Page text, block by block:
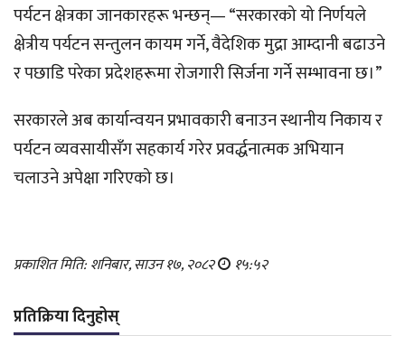
पर्यटन क्षेत्रका जानकारहरू भन्छन्— “सरकारको यो निर्णयले
क्षेत्रीय पर्यटन सन्तुलन कायम गर्ने, वैदेशिक मुद्रा आम्दानी बढाउने
र पछाडि परेका प्रदेशहरूमा रोजगारी सिर्जना गर्ने सम्भावना छ।”
सरकारले अब कार्यान्वयन प्रभावकारी बनाउन स्थानीय निकाय र
पर्यटन व्यवसायीसँग सहकार्य गरेर प्रवर्द्धनात्मक अभियान
चलाउने अपेक्षा गरिएको छ।
प्रकाशित मिति: शनिबार, साउन १७, २०८२ १५:५२
प्रतिक्रिया दिनुहोस्